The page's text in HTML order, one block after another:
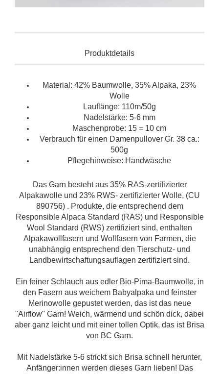
Produktdetails
Material: 42% Baumwolle, 35% Alpaka, 23%
Wolle
Lauflänge: 110m/50g
Nadelstärke: 5-6 mm
Maschenprobe: 15 = 10 cm
Verbrauch für einen Damenpullover Gr. 38 ca.:
500g
Pflegehinweise: Handwäsche
Das Garn besteht aus 35% RAS-zertifizierter
Alpakawolle und 23% RWS- zertifizierter Wolle, (CU
890756) . Produkte, die entsprechend dem
Responsible Alpaca Standard (RAS) und Responsible
Wool Standard (RWS) zertifiziert sind, enthalten
Alpakawollfasern und Wollfasern von Farmen, die
unabhängig entsprechend den Tierschutz- und
Landbewirtschaftungsauflagen zertifiziert sind.
Ein feiner Schlauch aus edler Bio-Pima-Baumwolle, in
den Fasern aus weichem Babyalpaka und feinster
Merinowolle gepustet werden, das ist das neue
"Airflow" Garn! Weich, wärmend und schön dick, dabei
aber ganz leicht und mit einer tollen Optik, das ist Brisa
von BC Garn.
Mit Nadelstärke 5-6 strickt sich Brisa schnell herunter,
Anfänger:innen werden dieses Garn lieben! Das